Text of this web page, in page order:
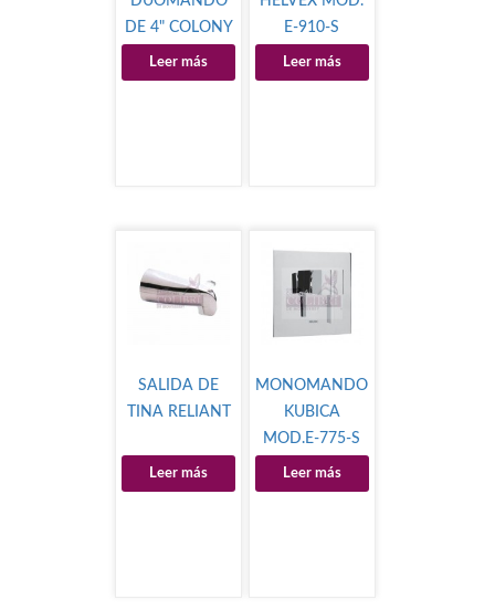
DE 4" COLONY
Leer más
E-910-S
Leer más
SALIDA DE
TINA RELIANT
Leer más
MONOMANDO
KUBICA
MOD.E-775-S
Leer más